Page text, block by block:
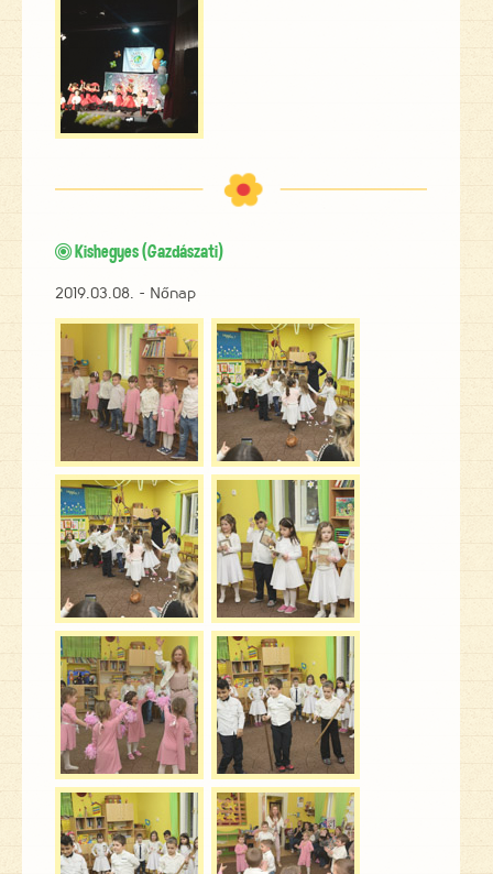
Kishegyes (Gazdászati)
2019.03.08. - Nőnap